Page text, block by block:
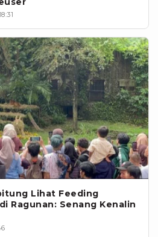
Lihat Feeding
Ragunan: Senang Kenalin